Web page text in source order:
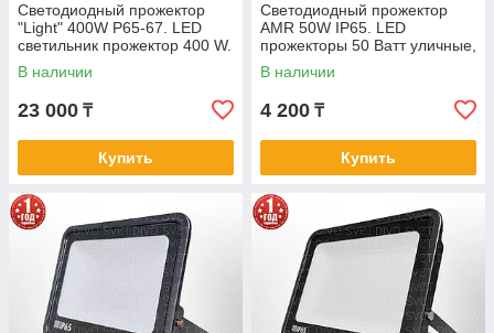
Светодиодный прожектор
"Light" 400W P65-67. LED
светильник прожектор 400 W.
В наличии
23 000 ₸
Купить
Светодиодный прожектор
AMR 50W IP65. LED
прожекторы 50 Ватт уличные,
для складов, для освещения
территории
В наличии
4 200 ₸
Купить